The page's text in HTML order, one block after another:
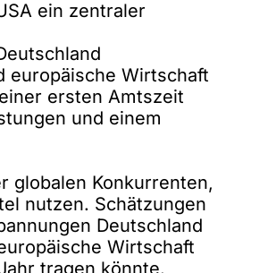
ein zentraler
europäische Wirtschaft
ersten Amtszeit
und einem
globalen Konkurrenten,
nutzen. Schätzungen
Deutschland
Wirtschaft
tragen könnte.